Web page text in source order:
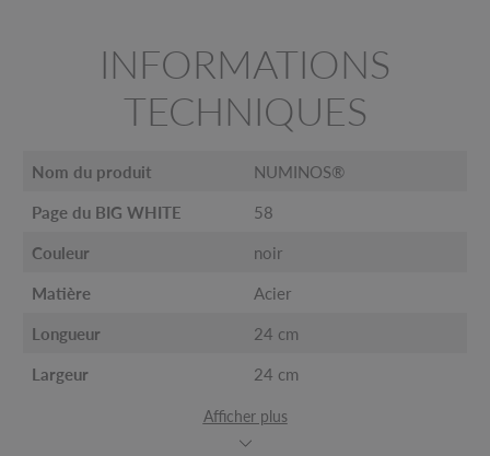
INFORMATIONS
TECHNIQUES
Nom du produit NUMINOS®
Page du BIG WHITE 58
Couleur noir
Matière Acier
Longueur 24 cm
Largeur 24 cm
Afficher plus